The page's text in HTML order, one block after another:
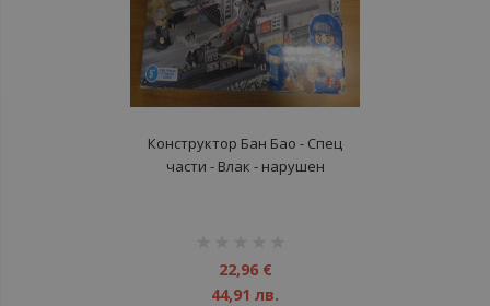
Конструктор Бан Бао - Спец
части - Влак - нарушен
22,96 €
44,91 лв.